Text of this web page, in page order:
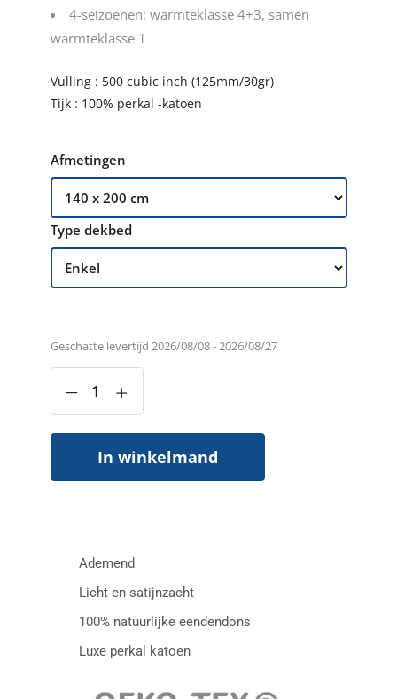
4-seizoenen: warmteklasse 4+3, samen
warmteklasse 1
Vulling : 500 cubic inch (125mm/30gr)
Tijk : 100% perkal -katoen
Afmetingen
Type dekbed
Geschatte levertijd 2026/08/08 - 2026/08/27
‒ +
In winkelmand
Ademend
Licht en satijnzacht
100% natuurlijke eendendons
Luxe perkal katoen